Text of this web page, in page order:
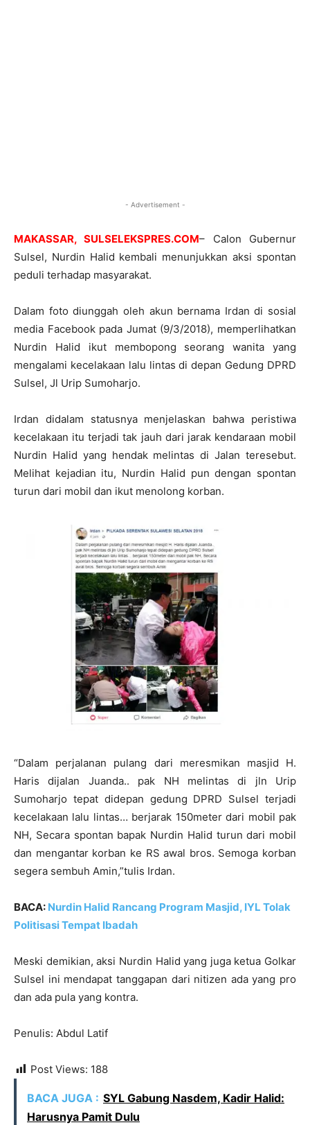
- Advertisement -
MAKASSAR, SULSELEKSPRES.COM– Calon Gubernur
Sulsel, Nurdin Halid kembali menunjukkan aksi spontan
peduli terhadap masyarakat.
Dalam foto diunggah oleh akun bernama Irdan di sosial
media Facebook pada Jumat (9/3/2018), memperlihatkan
Nurdin Halid ikut membopong seorang wanita yang
mengalami kecelakaan lalu lintas di depan Gedung DPRD
Sulsel, Jl Urip Sumoharjo.
Irdan didalam statusnya menjelaskan bahwa peristiwa
kecelakaan itu terjadi tak jauh dari jarak kendaraan mobil
Nurdin Halid yang hendak melintas di Jalan teresebut.
Melihat kejadian itu, Nurdin Halid pun dengan spontan
turun dari mobil dan ikut menolong korban.
“Dalam perjalanan pulang dari meresmikan masjid H.
Haris dijalan Juanda.. pak NH melintas di jln Urip
Sumoharjo tepat didepan gedung DPRD Sulsel terjadi
kecelakaan lalu lintas… berjarak 150meter dari mobil pak
NH, Secara spontan bapak Nurdin Halid turun dari mobil
dan mengantar korban ke RS awal bros. Semoga korban
segera sembuh Amin,”tulis Irdan.
BACA: Nurdin Halid Rancang Program Masjid, IYL Tolak
Politisasi Tempat Ibadah
Meski demikian, aksi Nurdin Halid yang juga ketua Golkar
Sulsel ini mendapat tanggapan dari nitizen ada yang pro
dan ada pula yang kontra.
Penulis: Abdul Latif
Post Views: 188
BACA JUGA : SYL Gabung Nasdem, Kadir Halid:
Harusnya Pamit Dulu